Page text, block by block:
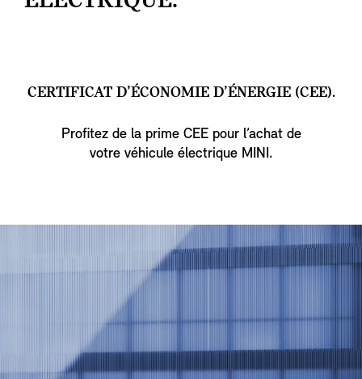
CERTIFICAT D’ÉCONOMIE D’ÉNERGIE (CEE).
Profitez de la prime CEE pour l’achat de
votre véhicule électrique MINI.